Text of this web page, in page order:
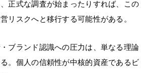
正式な調査が始まったりすれば、この
リスクへと移行する可能性がある。
ブランド認識への圧力は、単なる理論
。個人の信頼性が中核的資産であるビ